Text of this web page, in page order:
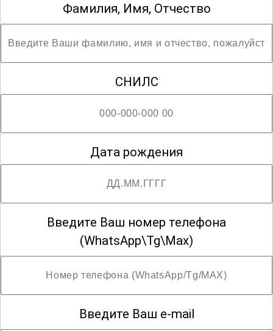
Фамилия, Имя, Отчество
СНИЛС
Дата рождения
Введите Ваш номер телефона
(WhatsApp\Tg\Max)
Введите Ваш e-mail